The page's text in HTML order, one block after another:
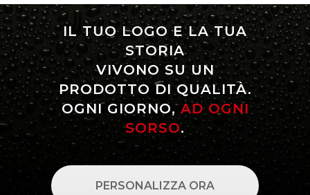
IL TUO LOGO E LA TUA
STORIA
VIVONO SU UN
PRODOTTO DI QUALITÀ.
OGNI GIORNO,AD OGNI
SORSO.
PERSONALIZZA ORA